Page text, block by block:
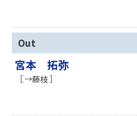
Out
宮本 拓弥
［ →藤枝 ］